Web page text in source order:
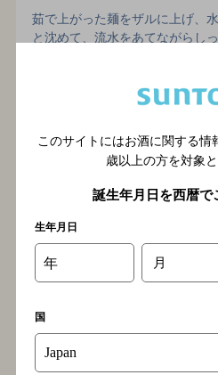
茹で上がった麺をザルに上げ、
と沈めて、流水をあてながらし
麺はのびやすいので、
でてから食べるまでに
手順7 合わせる
このサイトにはお酒に関する情
歳以上の方を対象と
誕生年月日を西暦で
生年月日
年 月
国